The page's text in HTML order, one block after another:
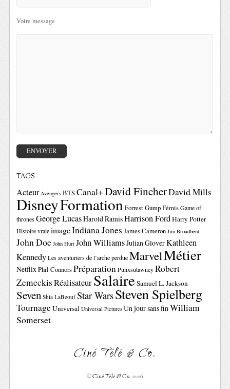
Votre message
TAGS
Acteur Avengers BTSCanal+David FincherDavid Mills
DisneyFormationForrest GumpFémis Game of
thrones George LucasHarold RamisHarrison FordHarry Potter
Histoire vraie imageIndiana Jones James Cameron Jim Broadbent
John Doe John Hurt John WilliamsJulian GloverKathleen
Kennedy Les aventuriers de l’arche perdue MarvelMétier
NetflixPhil ConnorsPréparation Punxsutawney Robert
ZemeckisRéalisateurSalaire Samuel L. Jackson
Seven Shia LaBeouf Star WarsSteven Spielberg
TournageUniversal Universal Pictures Un jour sans finWilliam
Somerset
Ciné Télé & Co.
©Ciné Télé & Co.2026